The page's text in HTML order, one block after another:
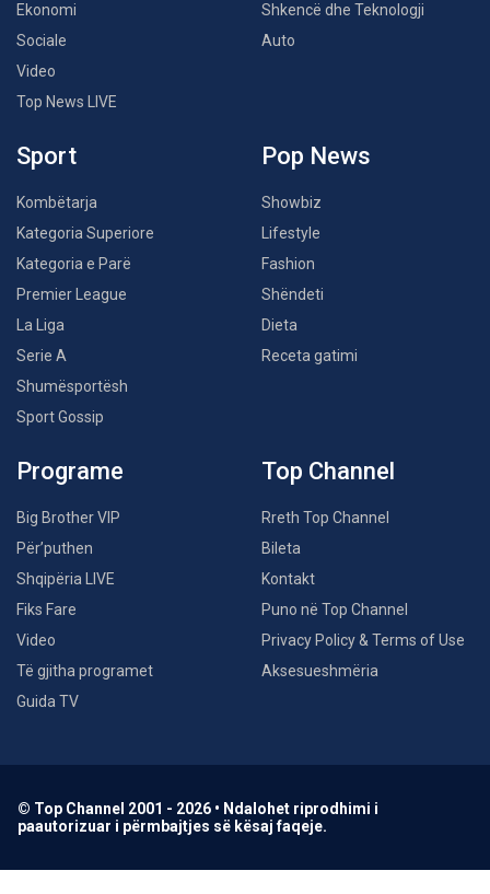
Ekonomi
Sociale
Video
Top News LIVE
Shkencë dhe Teknologji
Auto
Sport
Kombëtarja
Kategoria Superiore
Kategoria e Parë
Premier League
La Liga
Serie A
Shumësportësh
Sport Gossip
Pop News
Showbiz
Lifestyle
Fashion
Shëndeti
Dieta
Receta gatimi
Programe
Big Brother VIP
Për’puthen
Shqipëria LIVE
Fiks Fare
Video
Të gjitha programet
Guida TV
Top Channel
Rreth Top Channel
Bileta
Kontakt
Puno në Top Channel
Privacy Policy & Terms of Use
Aksesueshmëria
© Top Channel 2001 - 2026 • Ndalohet riprodhimi i
paautorizuar i përmbajtjes së kësaj faqeje.